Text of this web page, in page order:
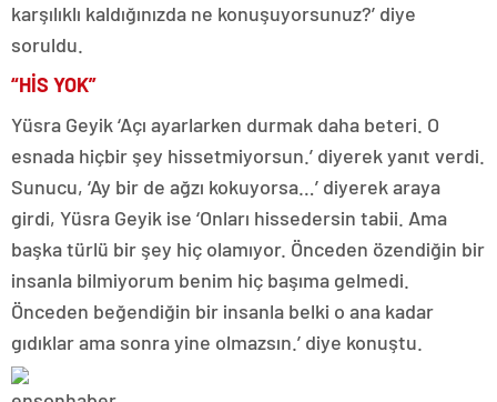
karşılıklı kaldığınızda ne konuşuyorsunuz?’ diye
soruldu.
“HİS YOK”
Yüsra Geyik ‘Açı ayarlarken durmak daha beteri. O
esnada hiçbir şey hissetmiyorsun.’ diyerek yanıt verdi.
Sunucu, ‘Ay bir de ağzı kokuyorsa…’ diyerek araya
girdi, Yüsra Geyik ise ‘Onları hissedersin tabii. Ama
başka türlü bir şey hiç olamıyor. Önceden özendiğin bir
insanla bilmiyorum benim hiç başıma gelmedi.
Önceden beğendiğin bir insanla belki o ana kadar
gıdıklar ama sonra yine olmazsın.’ diye konuştu.